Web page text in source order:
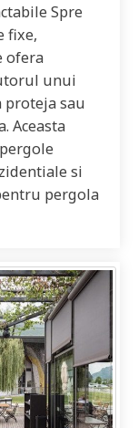
Spre
fixe,
ofera
unui
proteja sau
Aceasta
si
pergola